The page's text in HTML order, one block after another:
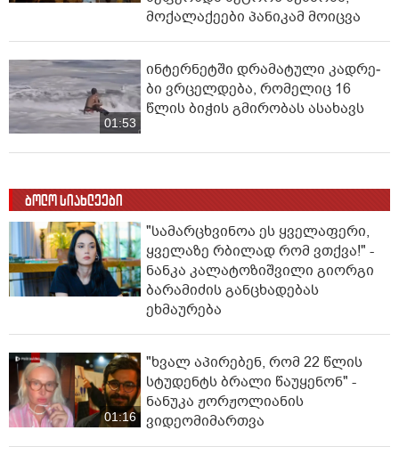
მოქალაქეები პანიკამ მოიცვა
01:53
ინ­ტერ­ნეტ­ში დრა­მა­ტუ­ლი კად­რე­
ბი ვრცელდება, რომელიც 16
წლის ბიჭის გმირობას ასახავს
ბოლო სიახლეები
"სა­მარ­ცხვი­ნოა ეს ყვე­ლა­ფე­რი,
ყვე­ლა­ზე რბი­ლად რომ ვთქვა!" -
ნანკა კალატოზიშვილი გიორგი
ბარამიძის განცხადებას
ეხმაურება
01:16
"ხვალ აპირებენ, რომ 22 წლის
სტუდენტს ბრალი წაუყენონ" -
ნანუკა ჟორჟოლიანის
ვიდეომიმართვა